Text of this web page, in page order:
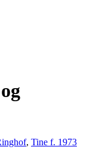
, Tine f. 1973